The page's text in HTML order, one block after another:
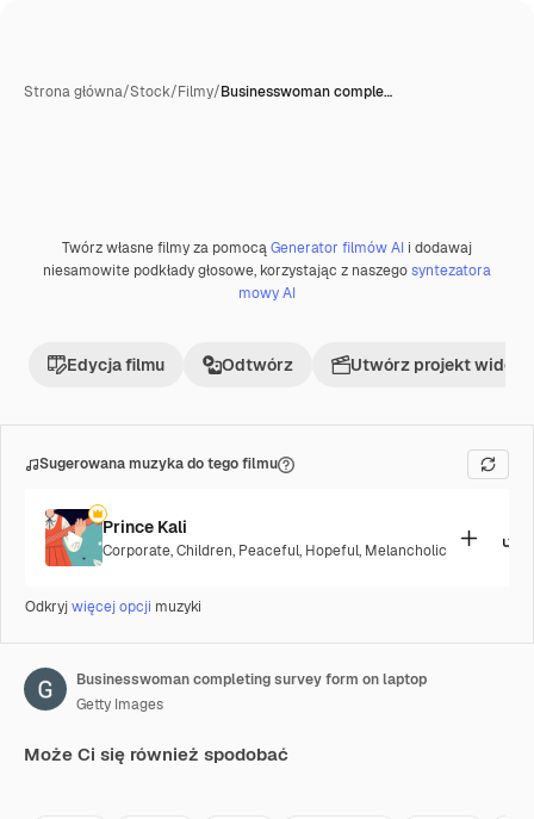
Strona główna/Stock/Filmy/Businesswoman comple…
Premium
Twórz własne filmy za pomocąGenerator filmów AI i dodawaj
niesamowite podkłady głosowe, korzystając z naszegosyntezatora
mowy AI
Edycja filmu Odtwórz Utwórz projekt wideo
Sugerowana muzyka do tego filmu
Prince Kali
Corporate,Children, Peaceful, Hopeful, Melancholic
Odkryjwięcej opcji muzyki
Businesswoman completing survey form on laptop
Getty Images
Może Ci się również spodobać